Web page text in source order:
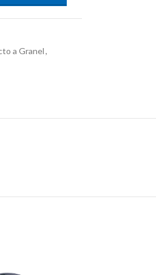
a Granel,